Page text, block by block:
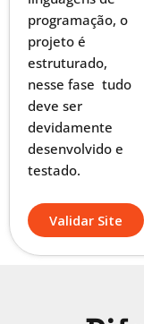
programação, o
projeto é
estruturado,
nesse fase tudo
deve ser
devidamente
desenvolvido e
testado.
Validar Site